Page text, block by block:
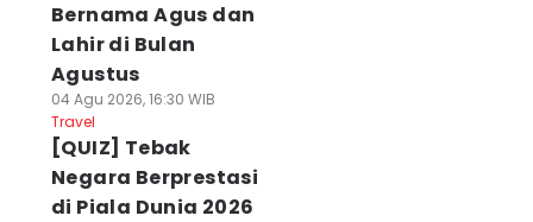
Bernama Agus dan
Lahir di Bulan
Agustus
04 Agu 2026, 16:30 WIB
Travel
[QUIZ] Tebak
Negara Berprestasi
di Piala Dunia 2026